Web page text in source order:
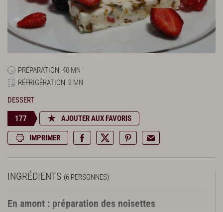
PRÉPARATION 40 MN
RÉFRIGÉRATION 2 MN
DESSERT
177 AJOUTER AUX FAVORIS
IMPRIMER
INGRÉDIENTS (6 PERSONNES)
En amont : préparation des noisettes